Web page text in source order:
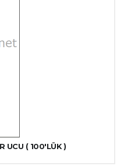
UCU ( 100'LÜK )